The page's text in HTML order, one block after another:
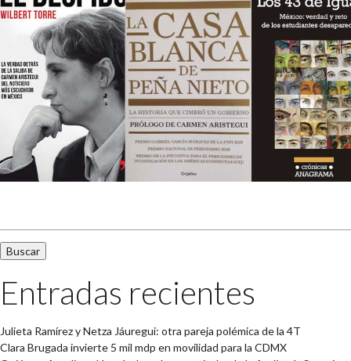
Entradas recientes
Julieta Ramírez y Netza Jáuregui: otra pareja polémica de la 4T
Clara Brugada invierte 5 mil mdp en movilidad para la CDMX